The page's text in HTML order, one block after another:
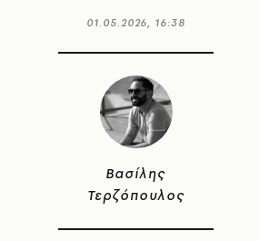
01.05.2026, 16:38
Βασίλης
Τερζόπουλος